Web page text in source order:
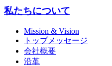
私たちについて
Mission & Vision
トップメッセージ
会社概要
沿革